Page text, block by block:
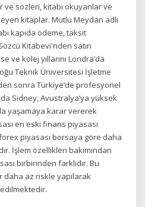
ve sözleri, kitabı okuyanlar ve
kitaplar. Mutlu Meydan adlı
kapıda ödeme, taksit
Kitabevi'nden satın
ve kolej yıllarını Londra’da
Teknik Üniversitesi İşletme
sonra Türkiye’de profesyonel
Sidney, Avustralya’ya yüksek
yaşamaya karar vererek
en eski finans piyasası
piyasası borsaya göre daha
İşlem özellikleri bakımından
birbirinden farklıdır. Bu
daha az riskle yapılarak